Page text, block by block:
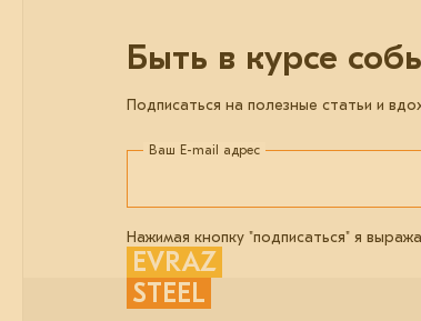
Быть в курсе
Подписаться на полезные статьи и
Ваш E-mail адрес
Нажимая кнопку "подписаться" я
EVRAZ
STEEL